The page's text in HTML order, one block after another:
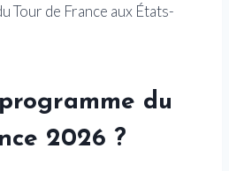
Tour de France aux États-
du
2026 ?